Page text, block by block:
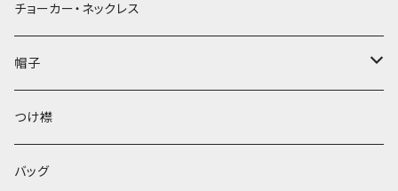
チョーカー・ネックレス
帽子
ベレー帽
つけ襟
バッグ